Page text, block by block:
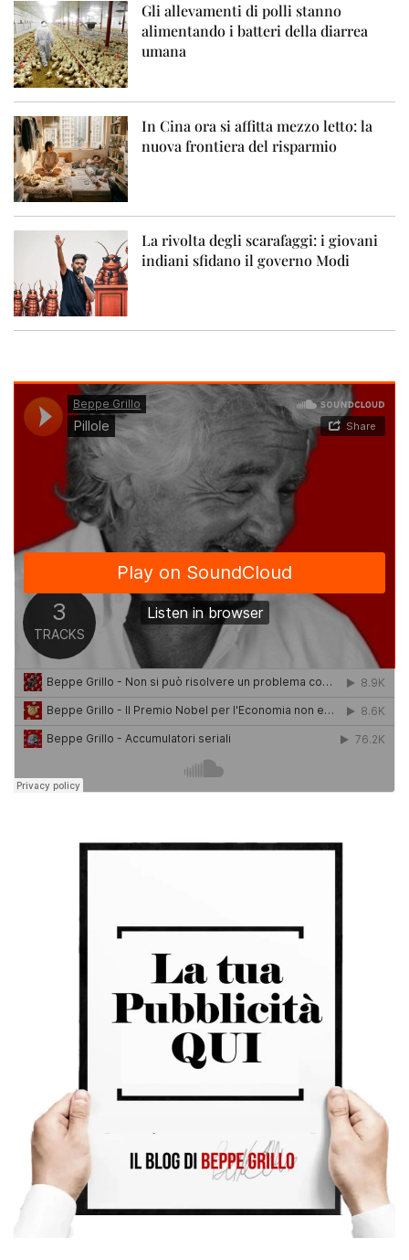
Gli allevamenti di polli stanno
alimentando i batteri della diarrea
umana
In Cina ora si affitta mezzo letto: la
nuova frontiera del risparmio
La rivolta degli scarafaggi: i giovani
indiani sfidano il governo Modi